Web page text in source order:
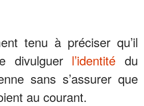
tenu à préciser qu’il
divulguer l’identité du
sans s’assurer que
au courant.